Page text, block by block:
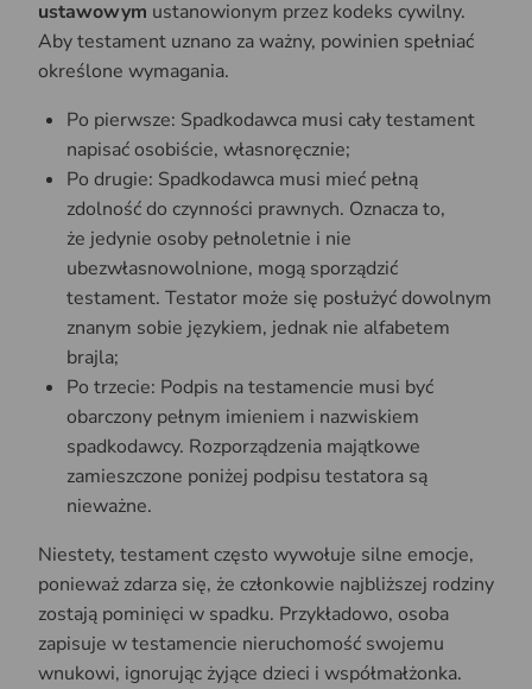
ustawowym ustanowionym przez kodeks cywilny.
Aby testament uznano za ważny, powinien spełniać
określone wymagania.
Po pierwsze: Spadkodawca musi cały testament
napisać osobiście, własnoręcznie;
Po drugie: Spadkodawca musi mieć pełną
zdolność do czynności prawnych. Oznacza to,
że jedynie osoby pełnoletnie i nie
ubezwłasnowolnione, mogą sporządzić
testament. Testator może się posłużyć dowolnym
znanym sobie językiem, jednak nie alfabetem
brajla;
Po trzecie: Podpis na testamencie musi być
obarczony pełnym imieniem i nazwiskiem
spadkodawcy. Rozporządzenia majątkowe
zamieszczone poniżej podpisu testatora są
nieważne.
Niestety, testament często wywołuje silne emocje,
ponieważ zdarza się, że członkowie najbliższej rodziny
zostają pominięci w spadku. Przykładowo, osoba
zapisuje w testamencie nieruchomość swojemu
wnukowi, ignorując żyjące dzieci i współmałżonka.